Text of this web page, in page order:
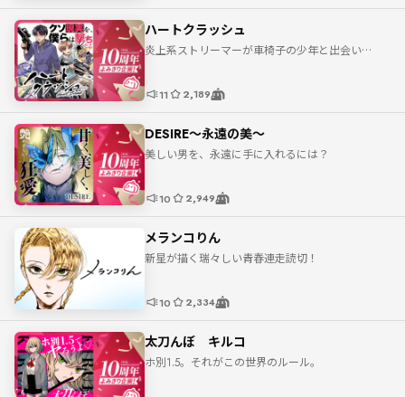
ハートクラッシュ
炎上系ストリーマーが車椅子の少年と出会い…
11 2,189
DESIRE〜永遠の美〜
美しい男を、永遠に手に入れるには？
10 2,949
メランコりん
新星が描く瑞々しい青春連走読切！
10 2,334
太刀んぼ キルコ
ホ別1.5。それがこの世界のルール。